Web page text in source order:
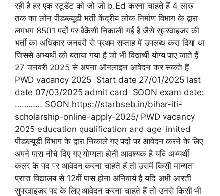
रही है हर एक स्टूडेंट को जो जो b.Ed करना चाहते हैं 4 लाख
तक का लोन पीडब्ल्यूडी भर्ती केंद्रीय लोक निर्माण विभाग के द्वारा
लगभग 8501 पदों पर वैकेंसी निकाली गई है जैसे सुपरवाइजर की
भर्ती का अधिकार जनवरी से प्रथम सप्ताह में उपलब्ध करा दिया था
जिससे अभ्यर्थी को बताया गया है जो भी विद्यार्थी योग्य पाए जाते हैं
27 जनवरी 2025 से अपना ऑनलाइन आवेदन कर सकते हैं
PWD vacancy 2025 Start date 27/01/2025 last
date 07/03/2025 admit card SOON exam date:
………… SOON https://starbseb.in/bihar-iti-
scholarship-online-apply-2025/ PWD vacancy
2025 education qualification and age limited
पीडब्ल्यूडी विभाग के द्वारा निकाले गए पदों पर आवेदन करने के लिए
अपने पास नीचे दिए गए योग्यता होनी आवश्यक है यदि अभ्यर्थी
कलर के पद पर आवेदन करना चाहते हैं तो उसमें किसी मान्यता
प्राप्त विद्यालय से 12वीं पास होना अनिवार्य है यदि अभी आरती
सुपरवाइजर पद के लिए आवेदन करना चाहते हैं तो उनसे किसी भी